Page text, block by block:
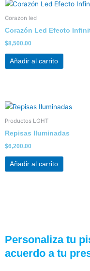
Corazon led
Corazón Led Efecto
$8,500.00
Añadir al carrito
Productos LGHT
Repisas Iluminadas
$6,200.00
Añadir al carrito
Personaliza tu
acuerdo a tu